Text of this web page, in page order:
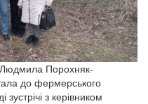
Порохняк-
до фермерського
з керівником